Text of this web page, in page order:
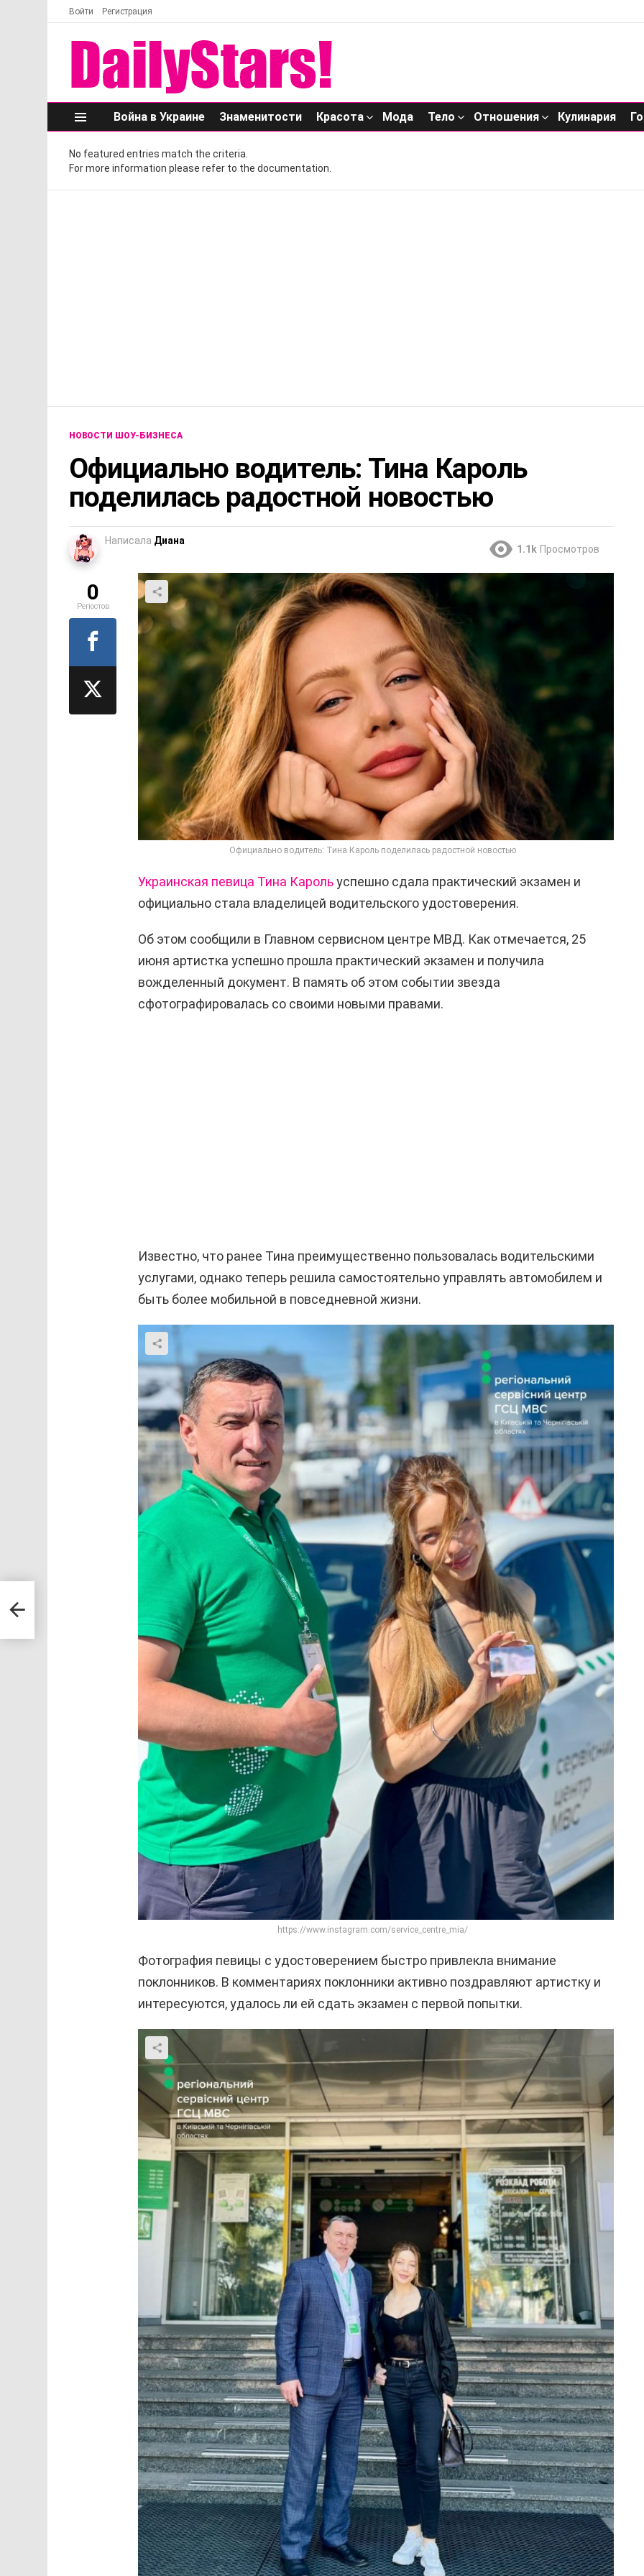
Войти Регистрация
Меню
Война в Украине Знаменитости Красота Мода Тело Отношения Кулинария
No featured entries match the criteria.
For more information please refer to the documentation.
НОВОСТИ ШОУ-БИЗНЕСА
Официально водитель: Тина Кароль
поделилась радостной новостью
Написала Диана
1.1k Просмотров
Официально водитель: Тина Кароль поделилась радостной новостью
Украинская певица Тина Карольуспешно сдала практический экзамен и
официально стала владелицей водительского удостоверения.
Об этом сообщили в Главном сервисном центре МВД. Как отмечается, 25
июня артистка успешно прошла практический экзамен и получила
вожделенный документ. В память об этом событии звезда
сфотографировалась со своими новыми правами.
Известно, что ранее Тина преимущественно пользовалась водительскими
услугами, однако теперь решила самостоятельно управлять автомобилем и
быть более мобильной в повседневной жизни.
https://www.instagram.com/service_centre_mia/
Фотография певицы с удостоверением быстро привлекла внимание
поклонников. В комментариях поклонники активно поздравляют артистку и
интересуются, удалось ли ей сдать экзамен с первой попытки.
0
Репостов
за